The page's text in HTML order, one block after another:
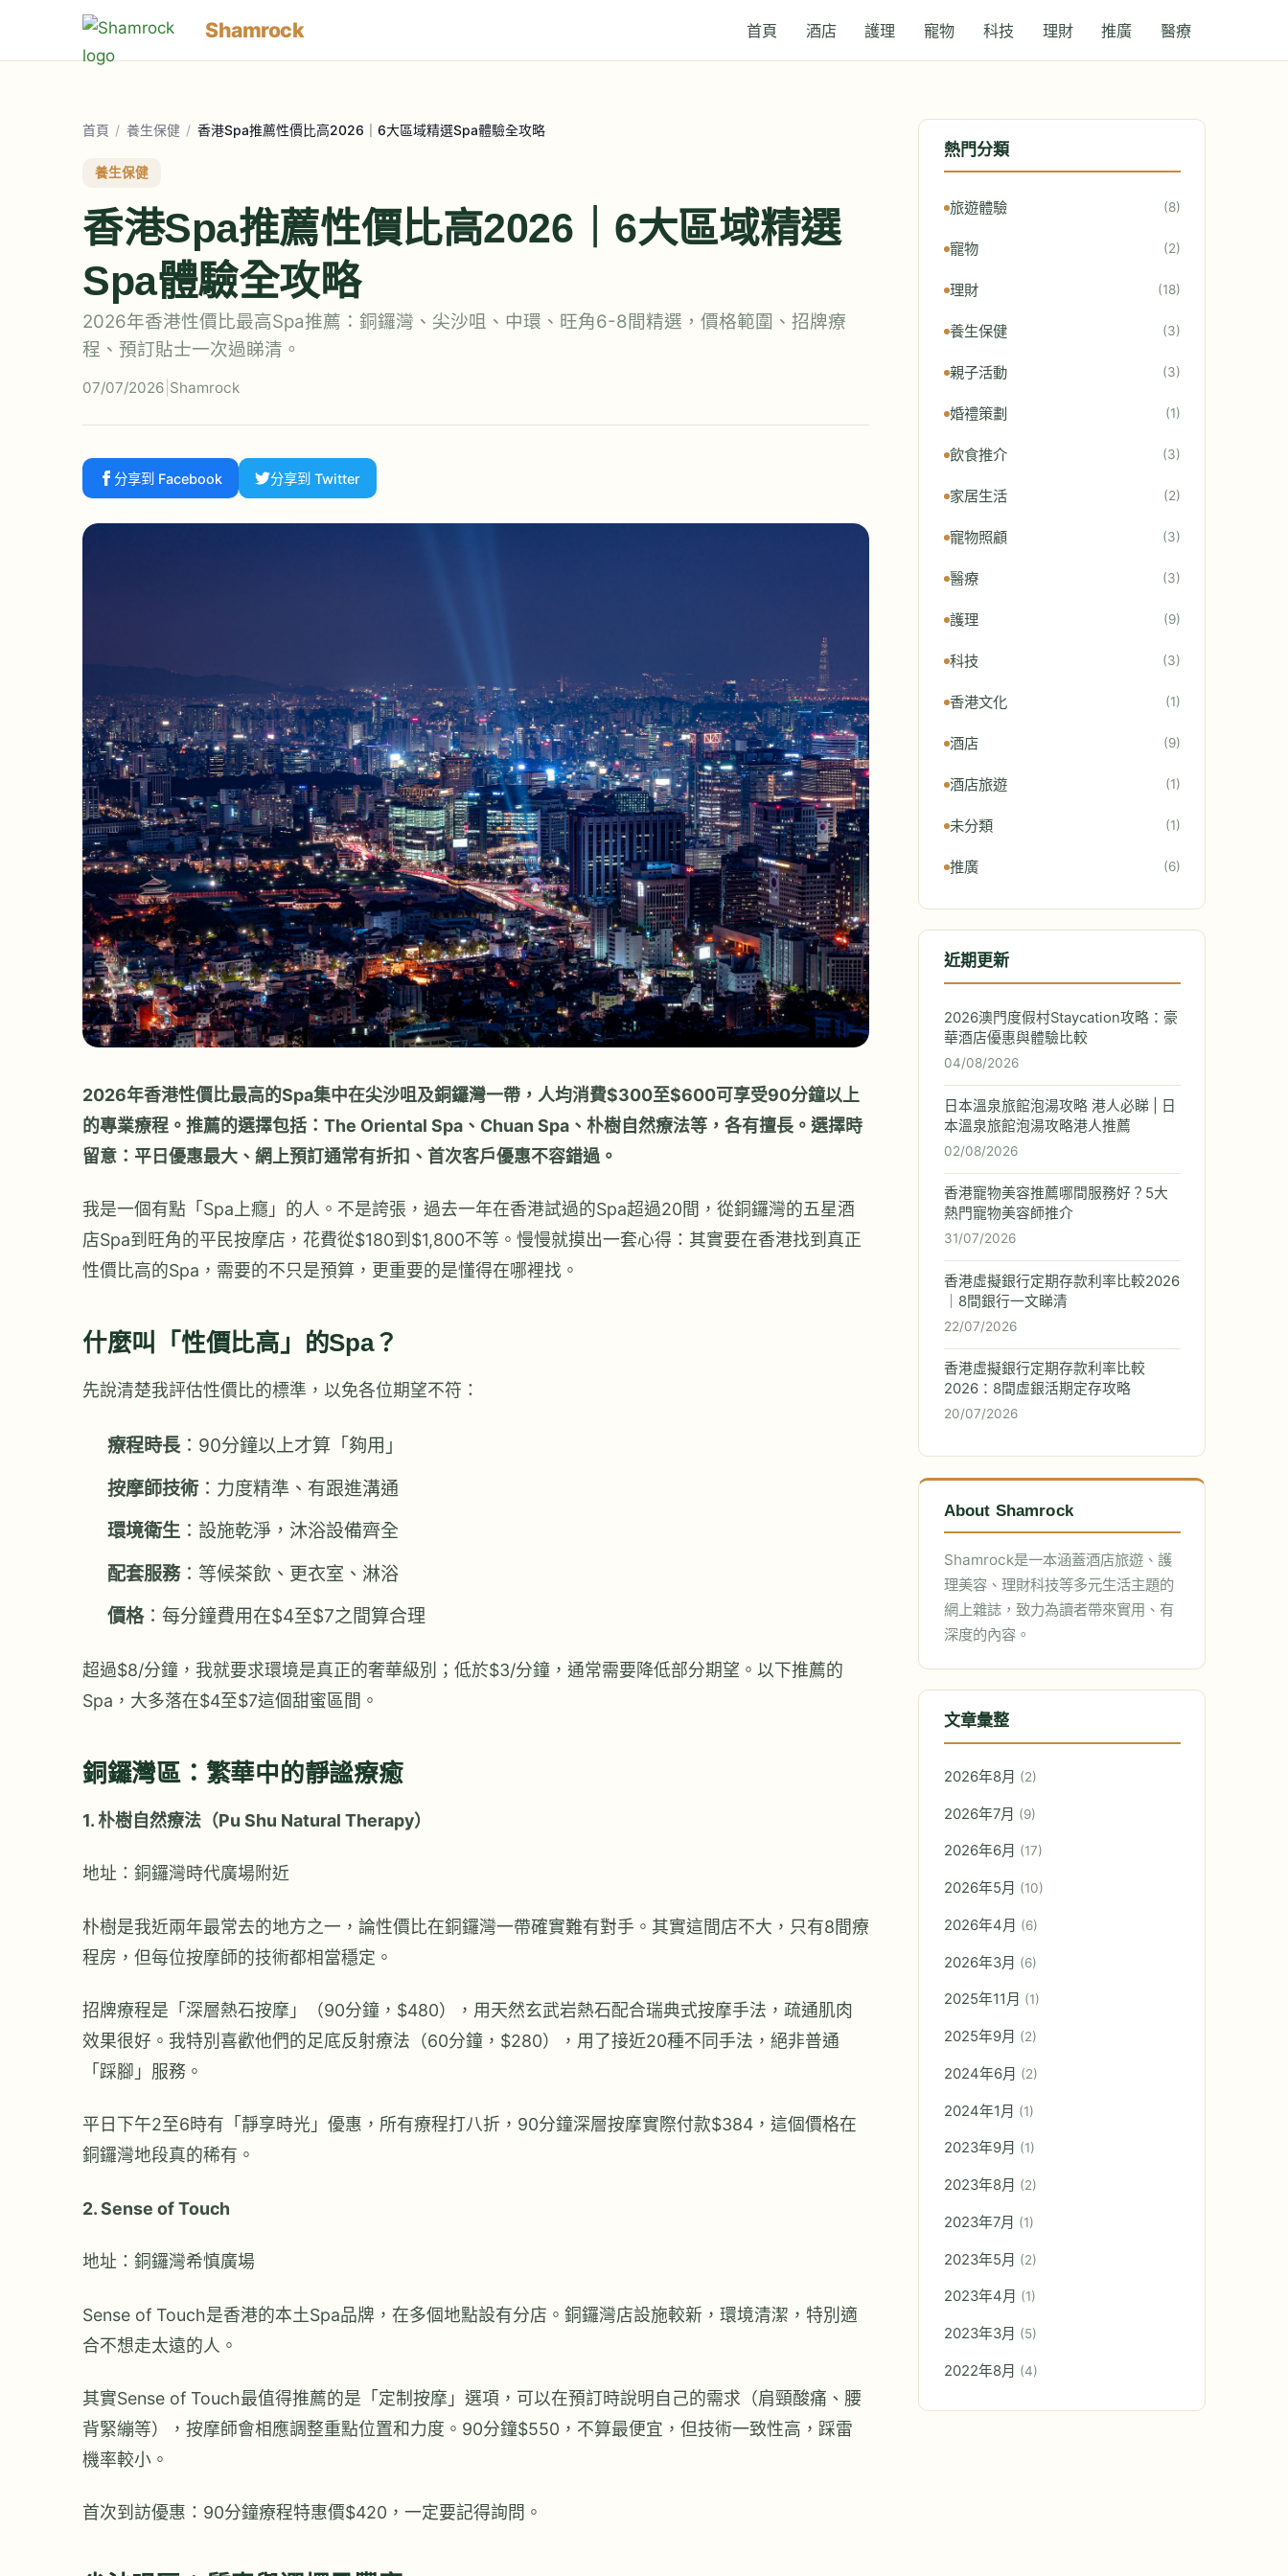
Shamrock 首頁 酒店 護理 寵物 科技 理財 推廣 醫療
首頁 / 養生保健 / 香港Spa推薦性價比高2026｜6大區域精選Spa體驗全攻略
養生保健
香港Spa推薦性價比高2026｜6大區域精選
Spa體驗全攻略
2026年香港性價比最高Spa推薦：銅鑼灣、尖沙咀、中環、旺角6-8間精選，價格範圍、招牌療
程、預訂貼士一次過睇清。
07/07/2026 Shamrock
分享到 Facebook 分享到 Twitter
2026年香港性價比最高的Spa集中在尖沙咀及銅鑼灣一帶，人均消費$300至$600可享受90分鐘以上
的專業療程。推薦的選擇包括：The Oriental Spa、Chuan Spa、朴樹自然療法等，各有擅長。選擇時
留意：平日優惠最大、網上預訂通常有折扣、首次客戶優惠不容錯過。
我是一個有點「Spa上癮」的人。不是誇張，過去一年在香港試過的Spa超過20間，從銅鑼灣的五星酒
店Spa到旺角的平民按摩店，花費從$180到$1,800不等。慢慢就摸出一套心得：其實要在香港找到真正
性價比高的Spa，需要的不只是預算，更重要的是懂得在哪裡找。
什麼叫「性價比高」的Spa？
先說清楚我評估性價比的標準，以免各位期望不符：
療程時長：90分鐘以上才算「夠用」
按摩師技術：力度精準、有跟進溝通
環境衛生：設施乾淨，沐浴設備齊全
配套服務：等候茶飲、更衣室、淋浴
價格：每分鐘費用在$4至$7之間算合理
超過$8/分鐘，我就要求環境是真正的奢華級別；低於$3/分鐘，通常需要降低部分期望。以下推薦的
Spa，大多落在$4至$7這個甜蜜區間。
銅鑼灣區：繁華中的靜謐療癒
1. 朴樹自然療法（Pu Shu Natural Therapy）
地址：銅鑼灣時代廣場附近
朴樹是我近兩年最常去的地方之一，論性價比在銅鑼灣一帶確實難有對手。其實這間店不大，只有8間療
程房，但每位按摩師的技術都相當穩定。
招牌療程是「深層熱石按摩」（90分鐘，$480），用天然玄武岩熱石配合瑞典式按摩手法，疏通肌肉
效果很好。我特別喜歡他們的足底反射療法（60分鐘，$280），用了接近20種不同手法，絕非普通
「踩腳」服務。
平日下午2至6時有「靜享時光」優惠，所有療程打八折，90分鐘深層按摩實際付款$384，這個價格在
銅鑼灣地段真的稀有。
2. Sense of Touch
地址：銅鑼灣希慎廣場
Sense of Touch是香港的本土Spa品牌，在多個地點設有分店。銅鑼灣店設施較新，環境清潔，特別適
合不想走太遠的人。
其實Sense of Touch最值得推薦的是「定制按摩」選項，可以在預訂時說明自己的需求（肩頸酸痛、腰
背緊繃等），按摩師會相應調整重點位置和力度。90分鐘$550，不算最便宜，但技術一致性高，踩雷
機率較小。
首次到訪優惠：90分鐘療程特惠價$420，一定要記得詢問。
熱門分類
旅遊體驗 (8)
寵物 (2)
理財 (18)
養生保健 (3)
親子活動 (3)
婚禮策劃 (1)
飲食推介 (3)
家居生活 (2)
寵物照顧 (3)
醫療 (3)
護理 (9)
科技 (3)
香港文化 (1)
酒店 (9)
酒店旅遊 (1)
未分類 (1)
推廣 (6)
近期更新
2026澳門度假村Staycation攻略：豪
華酒店優惠與體驗比較
04/08/2026
日本溫泉旅館泡湯攻略 港人必睇 | 日
本溫泉旅館泡湯攻略港人推薦
02/08/2026
香港寵物美容推薦哪間服務好？5大
熱門寵物美容師推介
31/07/2026
香港虛擬銀行定期存款利率比較2026
｜8間銀行一文睇清
22/07/2026
香港虛擬銀行定期存款利率比較
2026：8間虛銀活期定存攻略
20/07/2026
About Shamrock
Shamrock是一本涵蓋酒店旅遊、護
理美容、理財科技等多元生活主題的
網上雜誌，致力為讀者帶來實用、有
深度的內容。
文章彙整
2026年8月 (2)
2026年7月 (9)
2026年6月 (17)
2026年5月 (10)
2026年4月 (6)
2026年3月 (6)
2025年11月 (1)
2025年9月 (2)
2024年6月 (2)
2024年1月 (1)
2023年9月 (1)
2023年8月 (2)
2023年7月 (1)
2023年5月 (2)
2023年4月 (1)
2023年3月 (5)
2022年8月 (4)